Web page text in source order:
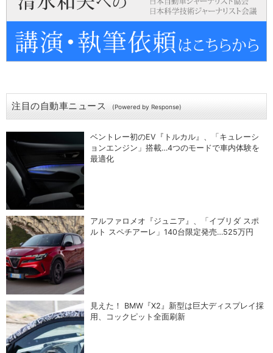
注目の自動車ニュース (Powered by Response)
ベントレー初のEV『トルカル』、「キュレーシ
ョンエンジン」搭載…4つのモードで車内体験を
最適化
アルファロメオ『ジュニア』、「イブリダ スポ
ルト スペチアーレ」140台限定発売…525万円
見えた！ BMW『X2』新型は巨大ディスプレイ採
用、コックピット全面刷新